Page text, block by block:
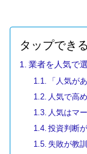
タップでき
業者を人気で
「人気が
人気で高
人気はマ
投資判断
失敗が教